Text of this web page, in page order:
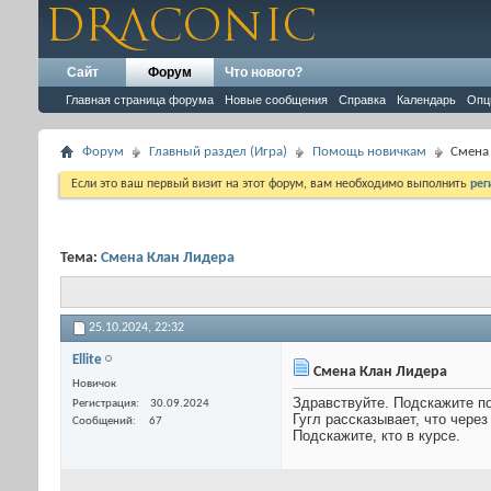
Сайт Форум
Главная страница форума Новые сообщения Справка Календарь
Что нового?
Форум Главный раздел (Игра) Помощь новичкам Смена
Если это ваш первый визит на этот форум, вам необходимо выполнить
Тема: Смена Клан Лидера
25.10.2024, 22:32
Ellite
Новичок
Регистрация
30.09.2024
Сообщений
67
Смена Клан Лидера
Здравствуйте. Подскажите
Гугл рассказывает, что
Подскажите, кто в курсе.